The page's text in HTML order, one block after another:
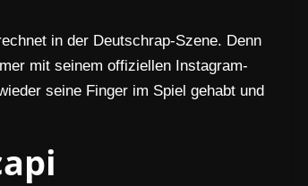
in der Deutschrap-Szene. Denn
mit seinem offiziellen Instagram-
seine Finger im Spiel gehabt und